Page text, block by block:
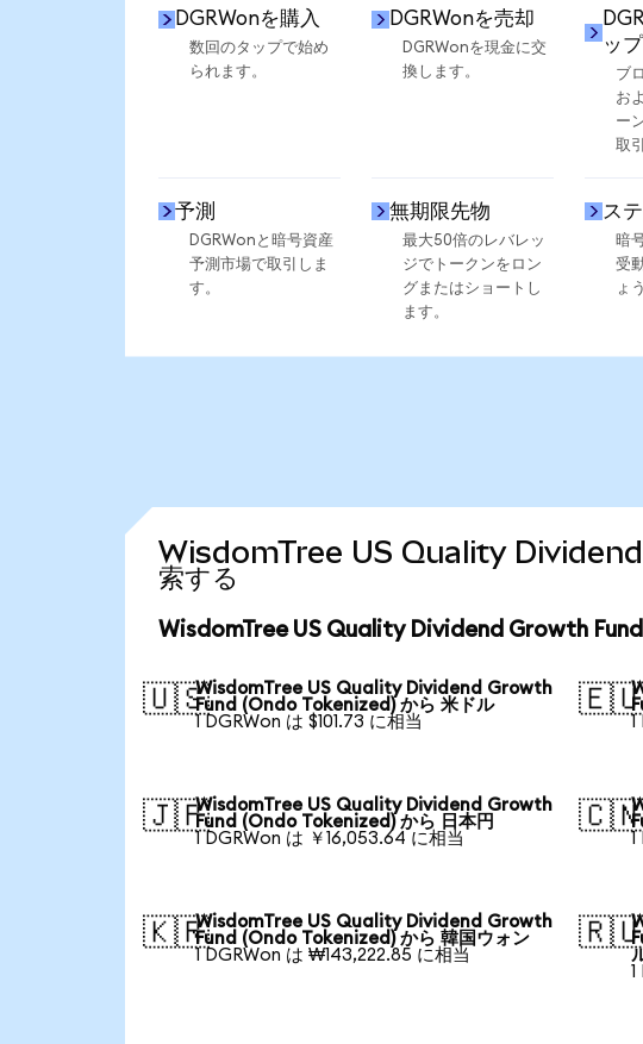
DGRWonを購入
数回のタップで始め
られます。
DGRWonを売却
DGRWonを現金に交
換します。
ップ
ブ
お
ー
取
予測
DGRWonと暗号資産
予測市場で取引しま
す。
無期限先物
最大50倍のレバレッ
ジでトークンをロン
グまたはショートし
ます。
ス
暗
受
ょ
WisdomTree US Quality Dividend
索する
WisdomTree US Quality Dividend Growth
🇺🇸WisdomTree US Quality Dividend Growth
Fund (Ondo Tokenized) から 米ドル
1 DGRWon は $101.73 に相当
🇯🇵WisdomTree US Quality Dividend Growth
Fund (Ondo Tokenized) から 日本円
1 DGRWon は ￥16,053.64 に相当
🇰🇷WisdomTree US Quality Dividend Growth
Fund (Ondo Tokenized) から 韓国ウォン
1 DGRWon は ₩143,222.85 に相当